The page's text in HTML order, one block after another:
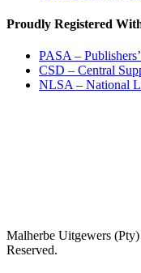
Proudly Registered
PASA –
CSD – Central
NLSA – National
Malherbe Uitgewers
Reserved.